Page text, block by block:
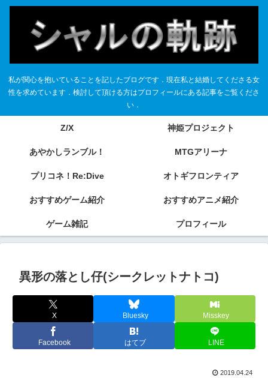
私が関心を抱いていることを記したブログです．現在私と結婚してくださる女
性を求めています．検討して頂ける方はプロフィールにある記事をご覧くださ
い．
Z/X 神姫プロジェクト
あやかしランブル！ MTGアリーナ
プリコネ！Re:Dive オトギフロンティア
おすすめゲーム紹介 おすすめアニメ紹介
ゲーム雑記 プロフィール
異形の落とし仔(シークレットナトコ)
X Bluesky Misskey
Facebook はてブ LINE
2019.04.24